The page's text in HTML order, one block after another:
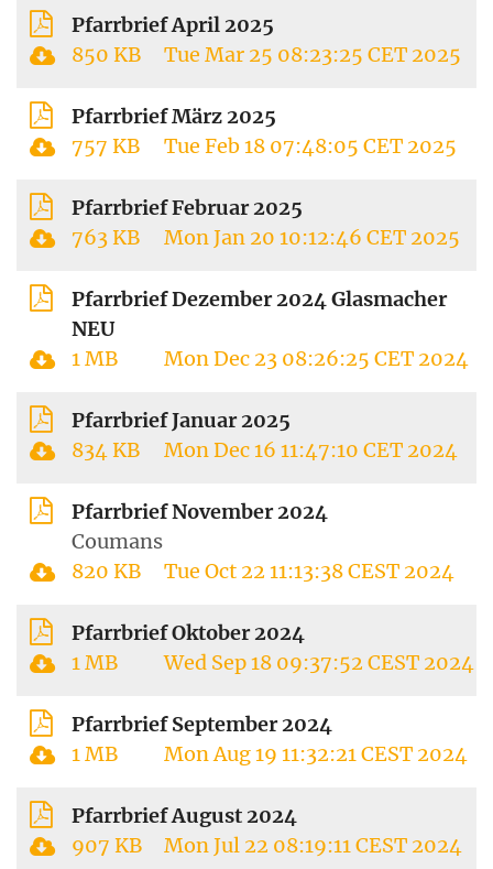
Pfarrbrief April 2025
850 KB
Tue Mar 25 08:23:25 CET 2025
Pfarrbrief März 2025
757 KB
Tue Feb 18 07:48:05 CET 2025
Pfarrbrief Februar 2025
763 KB
Mon Jan 20 10:12:46 CET 2025
Pfarrbrief Dezember 2024 Glasmacher
NEU
1 MB
Mon Dec 23 08:26:25 CET 2024
Pfarrbrief Januar 2025
834 KB
Mon Dec 16 11:47:10 CET 2024
Pfarrbrief November 2024
Coumans
820 KB
Tue Oct 22 11:13:38 CEST 2024
Pfarrbrief Oktober 2024
1 MB
Wed Sep 18 09:37:52 CEST 2024
Pfarrbrief September 2024
1 MB
Mon Aug 19 11:32:21 CEST 2024
Pfarrbrief August 2024
907 KB
Mon Jul 22 08:19:11 CEST 2024